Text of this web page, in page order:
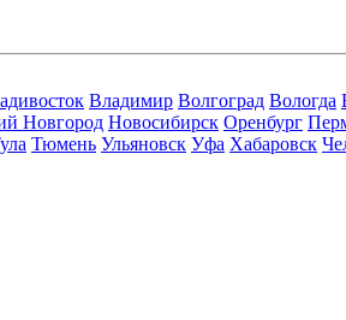
Владимир Волгоград Вологда
Новгород Новосибирск Оренбург
Тюмень Ульяновск Уфа Хабаровск